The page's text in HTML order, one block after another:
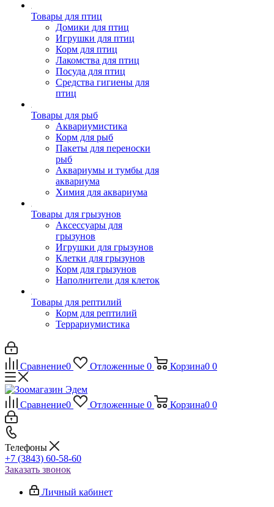
Товары для птиц
Домики для птиц
Игрушки для птиц
Корм для птиц
Лакомства для птиц
Посуда для птиц
Средства гигиены для
птиц
Товары для рыб
Аквариумистика
Корм для рыб
Пакеты для переноски
рыб
Аквариумы и тумбы для
аквариума
Химия для аквариума
Товары для грызунов
Аксессуары для
грызунов
Игрушки для грызунов
Клетки для грызунов
Корм для грызунов
Наполнители для клеток
Товары для рептилий
Корм для рептилий
Террариумистика
Сравнение0 Отложенные 0 Корзина0 0
Сравнение0 Отложенные 0 Корзина0 0
Телефоны
+7 (3843) 60-58-60
Заказать звонок
Личный кабинет